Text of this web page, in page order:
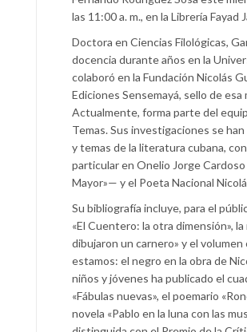
las 11:00 a. m., en la Librería Fayad
Doctora en Ciencias Filológicas,
docencia durante años en la
colaboró en la Fundación Nicolás
Ediciones Sensemayá, sello de
Actualmente, forma parte del
Temas. Sus investigaciones se
y temas de la literatura cubana,
particular en Onelio Jorge
Mayor»— y el Poeta Nacional
Su bibliografía incluye, para el
«El Cuentero: la otra dimensión»,
dibujaron un carnero» y el
estamos: el negro en la obra de
niños y jóvenes ha publicado el
«Fábulas nuevas», el poemario
novela «Pablo en la luna con las